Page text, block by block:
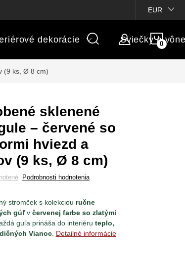
Vlastné popisy produktov
EUR
dekorácie Sviečky a
(9 ks, Ø 8 cm)
sklenené
– červené so
hviezd a
(9 ks, Ø 8 cm)
Podrobnosti hodnotenia
stromček s kolekciou ručne
gúľv červenej farbe so zlatými
guľa prináša do interiéru teplo,
Vianoc. Detailné informácie